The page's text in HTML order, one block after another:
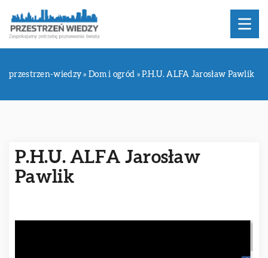
przestrzen-wiedzy »Dom i ogród »P.H.U. ALFA Jarosław Pawlik
P.H.U. ALFA Jarosław
Pawlik